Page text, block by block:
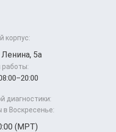
корпус:
5а
диагностики:
Воскресенье:
(МРТ)